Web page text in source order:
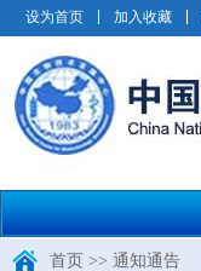
设为首页 加入收藏
首页 >> 通知通告